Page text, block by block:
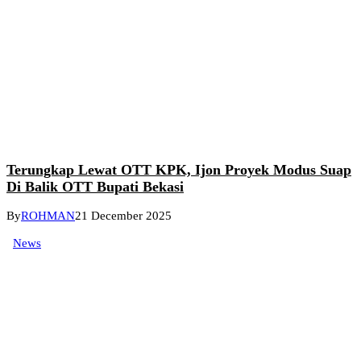
Terungkap Lewat OTT KPK, Ijon Proyek Modus Suap
Di Balik OTT Bupati Bekasi
ByROHMAN21 December 2025
News